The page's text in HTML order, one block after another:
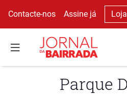
Contacte-nos Assine já Loja
Parque